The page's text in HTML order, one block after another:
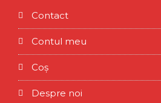
Contact
Contul meu
Coș
Despre noi